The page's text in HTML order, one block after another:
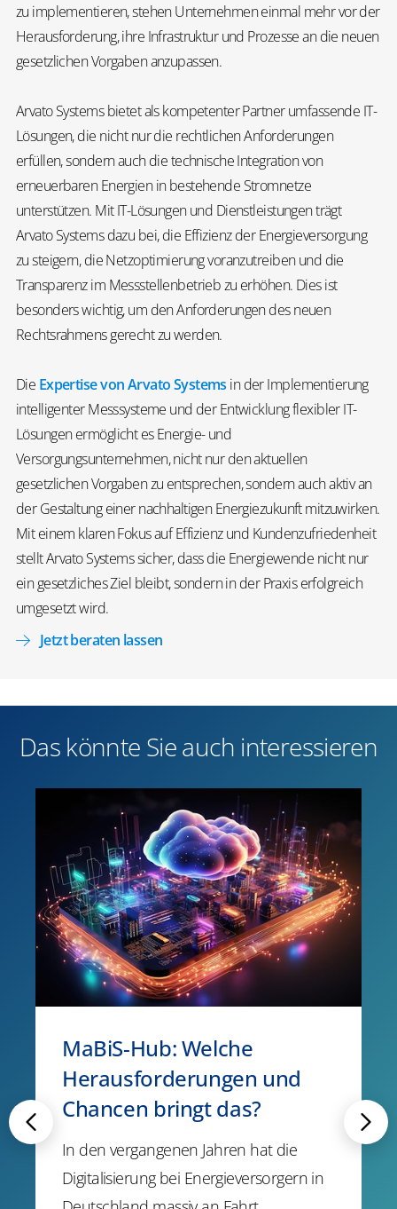
zu implementieren, stehen Unternehmen einmal mehr vor der
Herausforderung, ihre Infrastruktur und Prozesse an die neuen
gesetzlichen Vorgaben anzupassen.
Arvato Systems bietet als kompetenter Partner umfassende IT-
Lösungen, die nicht nur die rechtlichen Anforderungen
erfüllen, sondern auch die technische Integration von
erneuerbaren Energien in bestehende Stromnetze
unterstützen. Mit IT-Lösungen und Dienstleistungen trägt
Arvato Systems dazu bei, die Effizienz der Energieversorgung
zu steigern, die Netzoptimierung voranzutreiben und die
Transparenz im Messstellenbetrieb zu erhöhen. Dies ist
besonders wichtig, um den Anforderungen des neuen
Rechtsrahmens gerecht zu werden.
Die Expertise von Arvato Systems in der Implementierung
intelligenter Messsysteme und der Entwicklung flexibler IT-
Lösungen ermöglicht es Energie- und
Versorgungsunternehmen, nicht nur den aktuellen
gesetzlichen Vorgaben zu entsprechen, sondern auch aktiv an
der Gestaltung einer nachhaltigen Energiezukunft mitzuwirken.
Mit einem klaren Fokus auf Effizienz und Kundenzufriedenheit
stellt Arvato Systems sicher, dass die Energiewende nicht nur
ein gesetzliches Ziel bleibt, sondern in der Praxis erfolgreich
umgesetzt wird.
Jetzt beraten lassen
Das könnte Sie auch interessieren
MaBiS-Hub: Welche
Herausforderungen und
Chancen bringt das?
In den vergangenen Jahren hat die
Digitalisierung bei Energieversorgern in